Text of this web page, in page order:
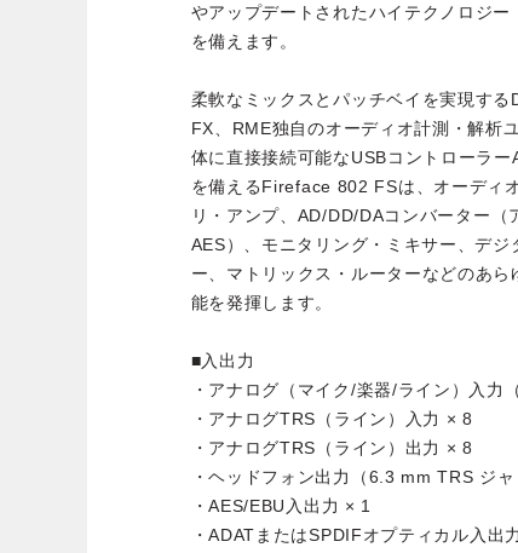
やアップデートされたハイテクノロジ
を備えます。
柔軟なミックスとパッチベイを実現す
FX、RME独自のオーディオ計測・解析
体に直接接続可能なUSBコントローラ
を備えるFireface 802 FSは、オーディ
リ・アンプ、AD/DD/DAコンバーター（
AES）、モニタリング・ミキサー、デ
ー、マトリックス・ルーターなどのあ
能を発揮します。
■入出力
・アナログ（マイク/楽器/ライン）入
・アナログTRS（ライン）入力 × 8
・アナログTRS（ライン）出力 × 8
・ヘッドフォン出力（6.3 mm TRS ジ
・AES/EBU入出力 × 1
・ADATまたはSPDIFオプティカル入出